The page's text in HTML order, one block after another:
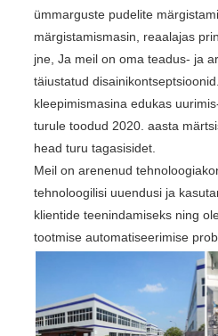
ümmarguste pudelite
märgistamismasin, reaalajas
jne, Ja meil on oma teadus- ja
täiustatud
kleepimismasina edukas
turule toodud 2020. aasta
head turu tagasisidet.
Meil on arenenud
tehnoloogilisi uuendusi ja
klientide teenindamiseks ning
tootmise automatiseerimise